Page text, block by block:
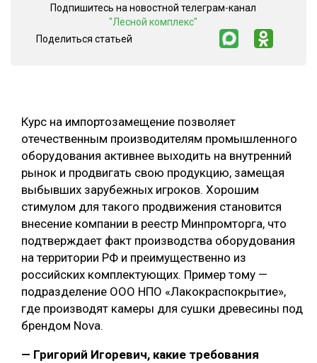
СУШКА ДРЕВЕСИНЫ
МЕБЕЛЬНОЕ ПРОИЗВОДСТВО
Курс на импортозамещение позволяет
отечественным производителям промышленного
оборудования активнее выходить на внутренний
рынок и продвигать свою продукцию, замещая
выбывших зарубежных игроков. Хорошим
стимулом для такого продвижения становится
внесение компании в реестр Минпромторга, что
подтверждает факт производства оборудования
на территории РФ и преимущественно из
российских комплектующих. Пример тому —
подразделение ООО НПО «Лакокраспокрытие»,
где производят камеры для сушки древесины под
брендом Nova.
— Григорий Игоревич, какие требования
Подпишитесь на новостной телеграм-канал
"Лесной комплекс"
Поделиться статьей